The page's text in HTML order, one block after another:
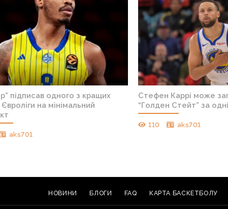
підписав одного з кращих
Євроліги на мінімальний
aks701
Стефен Каррі може
“Голден Стейт” за
110 aks701
НОВИНИ БЛОГИ FAQ КАРТА БАСКЕТБОЛУ